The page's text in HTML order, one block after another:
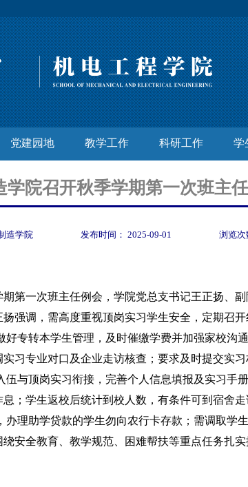
党建园地 教学工作 科研工作 学
学院召开秋季学期第一次班主
造学院 发布时间： 2025-09-01 浏览
第一次班主任例会，学院党总支书记王正扬、
强调，需高度重视顶岗实习学生安全，定期召
专转本学生管理，及时催缴学费并加强家校沟通
习专业对口及企业走访核查；要求及时提交实
与顶岗实习衔接，完善个人信息填报及实习手册
；学生返校后统计到校人数，有条件可到宿舍
理助学贷款的学生勿向农行卡存款；需调取学
安全教育、教学规范、困难帮扶等重点任务扎